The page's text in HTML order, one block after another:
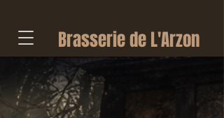
Brasserie de L'Arzon